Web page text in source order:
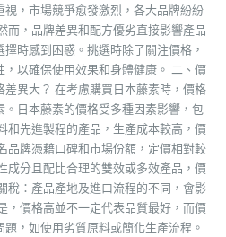
，市場競爭愈發激烈，各大品牌紛紛
而，品牌差異和配方優劣直接影響產品
時感到困惑。挑選時除了關注價格，
以確保使用效果和身體健康。 二、價
異大？ 在考慮購買日本藤素時，價格
日本藤素的價格受多種因素影響，包
和先進製程的產品，生產成本較高，價
品牌憑藉口碑和市場份額，定價相對較
成分且配比合理的雙效或多效產品，價
稅：產品產地及進口流程的不同，會影
，價格高並不一定代表品質最好，而價
，如使用劣質原料或簡化生產流程。